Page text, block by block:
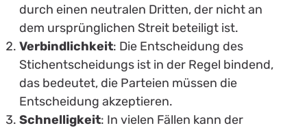
durch einen neutralen Dritten, der nicht an
dem ursprünglichen Streit beteiligt ist.
Verbindlichkeit: Die Entscheidung des
Stichentscheidungs ist in der Regel bindend,
das bedeutet, die Parteien müssen die
Entscheidung akzeptieren.
Schnelligkeit: In vielen Fällen kann der